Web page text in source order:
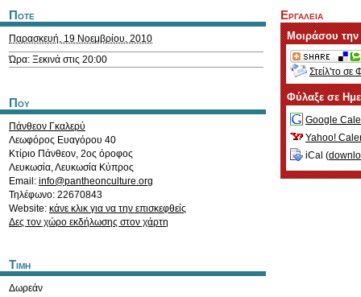
Ποτε
Παρασκευή, 19 Νοεμβρίου, 2010
Ώρα: Ξεκινά στις 20:00
Που
Πάνθεον Γκαλερύ
Λεωφόρος Ευαγόρου 40
Κτίριο Πάνθεον, 2ος όροφος
Λευκωσία,Λευκωσία Κύπρος
Email: info@pantheonculture.org
Τηλέφωνο: 22670843
Website: κάνε κλικ για να την επισκεφθείς
Δες τον χώρο εκδήλωσης στον χάρτη
Τιμη
Δωρεάν
Εργαλεια
Μοιράσου
Στείλ'το σε
Φύλαξε σε
Google
Yahoo!
iCal (